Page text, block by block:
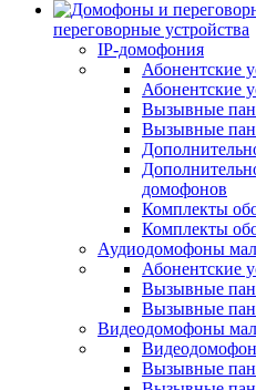
переговорные устройства
IP-домофония
Абонентские
Абонентские
Вызывные
Вызывные
домофонов
Комплекты
Комплекты
Аудиодомофоны
Абонентские
Вызывные
Вызывные
Видеодомофоны
Вызывные